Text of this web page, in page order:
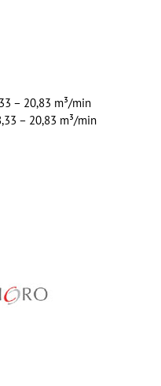
– 20,83 m³/min
– 20,83 m³/min